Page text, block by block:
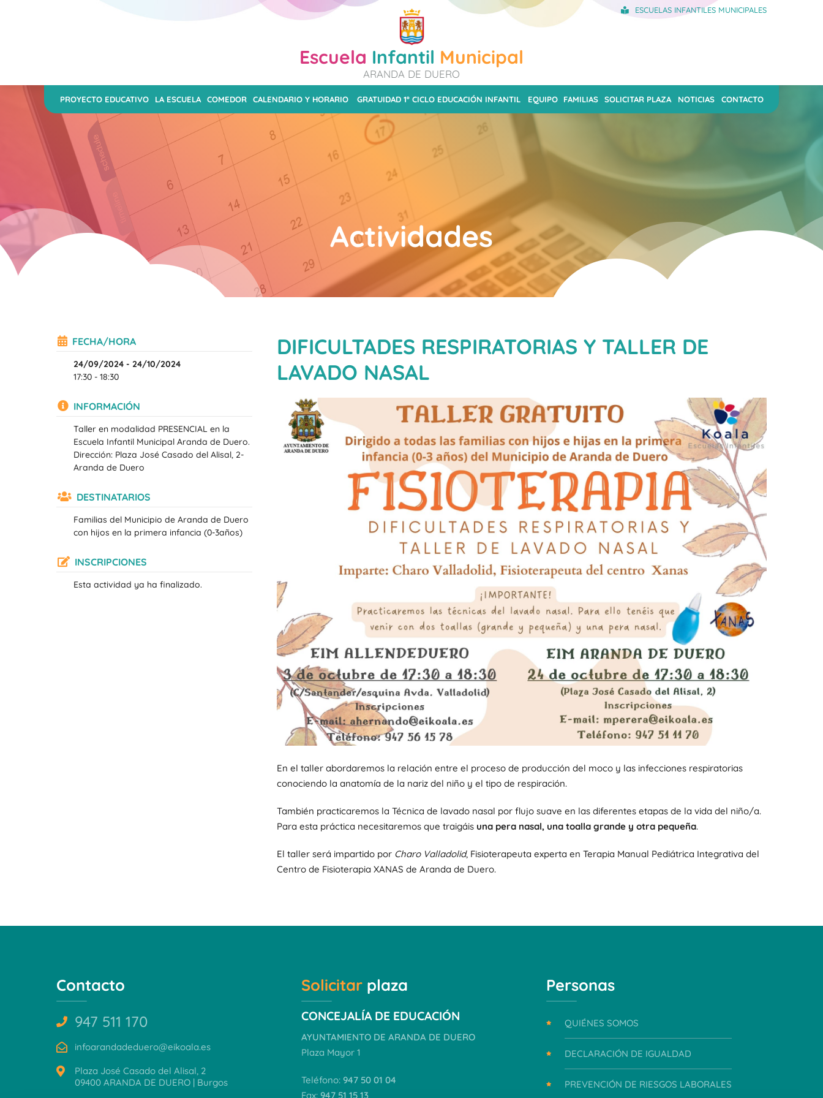
ESCUELAS INFANTILES MUNICIPALES
Escuela Infantil Municipal
ARANDA DE DUERO
PROYECTO EDUCATIVO LA ESCUELA COMEDOR CALENDARIO Y HORARIO GRATUIDAD 1º CICLO EDUCACIÓN INFANTIL EQUIPO FAMILIAS SOLICITAR PLAZA NOTICIAS CONTACTO
Actividades
FECHA/HORA
24/09/2024 - 24/10/2024
17:30 - 18:30
INFORMACIÓN
Taller en modalidad PRESENCIAL en la
Escuela Infantil Municipal Aranda de Duero.
Dirección: Plaza José Casado del Alisal, 2-
Aranda de Duero
DESTINATARIOS
Familias del Municipio de Aranda de Duero
con hijos en la primera infancia (0-3años)
INSCRIPCIONES
Esta actividad ya ha finalizado.
DIFICULTADES RESPIRATORIAS Y TALLER DE
LAVADO NASAL
En el taller abordaremos la relación entre el proceso de producción del moco y las infecciones respiratorias
conociendo la anatomía de la nariz del niño y el tipo de respiración.
También practicaremos la Técnica de lavado nasal por flujo suave en las diferentes etapas de la vida del niño/a.
Para esta práctica necesitaremos que traigáis una pera nasal, una toalla grande y otra pequeña.
El taller será impartido por Charo Valladolid, Fisioterapeuta experta en Terapia Manual Pediátrica Integrativa del
Centro de Fisioterapia XANAS de Aranda de Duero.
Contacto
947 511 170
infoarandadeduero@eikoala.es
Plaza José Casado del Alisal, 2
09400 ARANDA DE DUERO | Burgos
Solicitarplaza
CONCEJALÍA DE EDUCACIÓN
AYUNTAMIENTO DE ARANDA DE DUERO
Plaza Mayor 1
Teléfono: 947 50 01 04
Fax: 947 51 15 13
Personas
QUIÉNES SOMOS
DECLARACIÓN DE IGUALDAD
PREVENCIÓN DE RIESGOS LABORALES